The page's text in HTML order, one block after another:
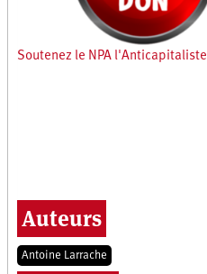
Soutenez le NPA l'Anticapitaliste
Auteurs
Antoine Larrache